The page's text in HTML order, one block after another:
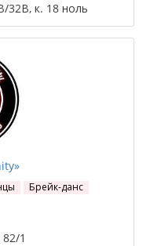
32В, к. 18 ноль
Брейк-данс
1